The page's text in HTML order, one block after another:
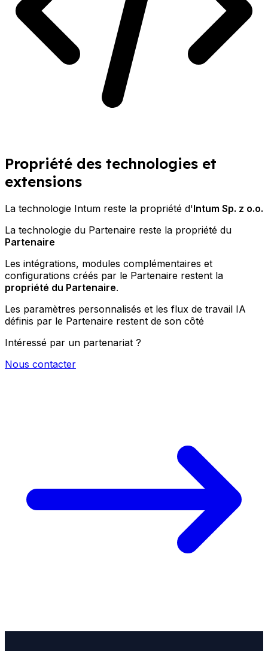
Propriété des technologies et
extensions
La technologie Intum reste la propriété d'Intum Sp. z o.o.
La technologie du Partenaire reste la propriété du
Partenaire
Les intégrations, modules complémentaires et
configurations créés par le Partenaire restent la
propriété du Partenaire.
Les paramètres personnalisés et les flux de travail IA
définis par le Partenaire restent de son côté
Intéressé par un partenariat ?
Nous contacter